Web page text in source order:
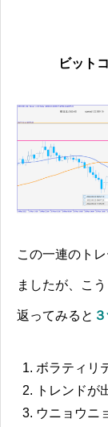
ビット
この一連のト
ましたが、こ
返ってみると
ボラティリ
トレンドが
ウニョウニ